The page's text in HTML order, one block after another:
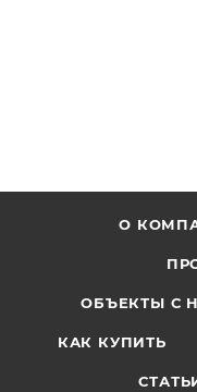
О
ОБЪЕКТЫ С
КАК КУПИТЬ